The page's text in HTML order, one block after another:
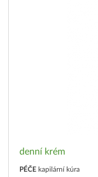
denní krém
PÉČE kapilární kúra